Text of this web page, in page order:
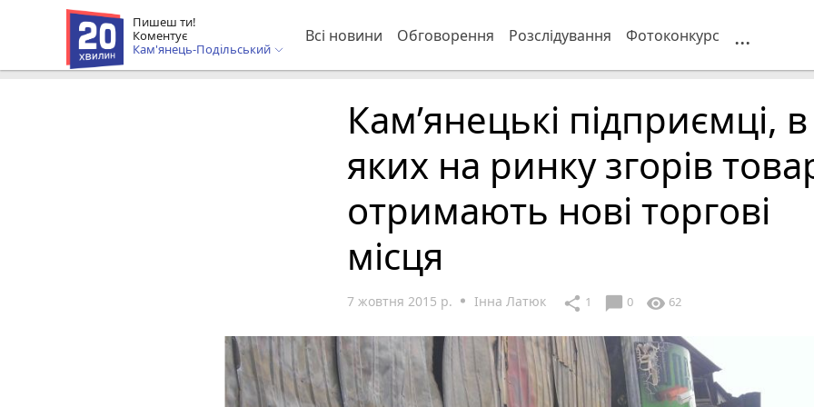
Пишеш ти!
Коментує
Кам'янець-Подільський
Всі новини Обговорення Розслідування Фотоконкурс ...
Кам’янецькі підприємці, в
яких на ринку згорів
отримають нові торгові
місця
7 жовтня 2015 р. Інна Латюк share 1 chat_bubble 0 visibility 62